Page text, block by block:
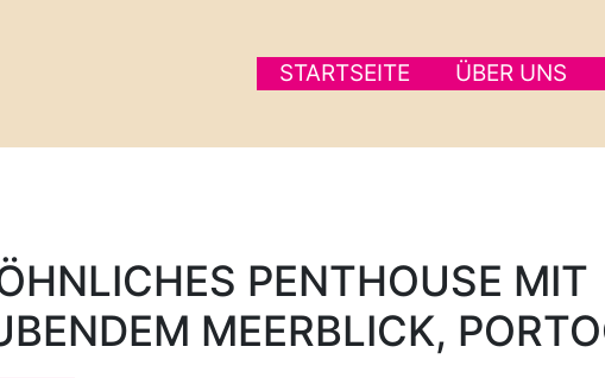
STARTSEITE ÜBER UNS
PENTHOUSE MIT
MEERBLICK,